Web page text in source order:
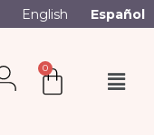
English Español
0